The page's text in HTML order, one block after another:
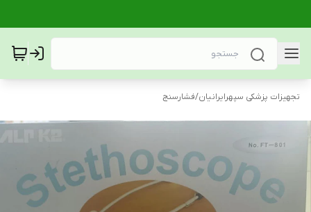
تجهیزات پزشکی سپهرایرانیان/فشارسنج